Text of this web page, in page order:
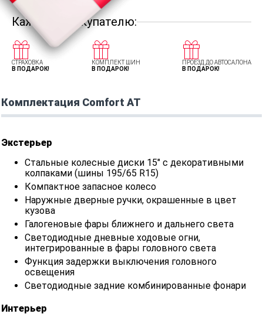
Каждому покупателю:
СТРАХОВКА
В ПОДАРОК!
КОМПЛЕКТ ШИН
В ПОДАРОК!
ПРОЕЗД ДО АВТОСАЛОНА
В ПОДАРОК!
Комплектация Comfort AT
Экстерьер
Стальные колесные диски 15" с декоративными
колпаками (шины 195/65 R15)
Компактное запасное колесо
Наружные дверные ручки, окрашенные в цвет
кузова
Галогеновые фары ближнего и дальнего света
Светодиодные дневные ходовые огни,
интегрированные в фары головного света
Функция задержки выключения головного
освещения
Светодиодные задние комбинированные фонари
Интерьер